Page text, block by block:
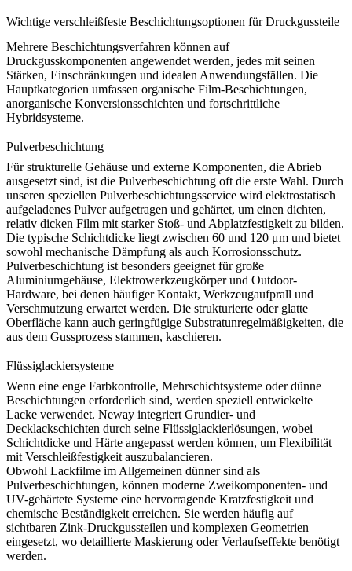
Wichtige verschleißfeste Beschichtungsoptionen für Druckgussteile
Mehrere Beschichtungsverfahren können auf
Druckgusskomponenten angewendet werden, jedes mit seinen
Stärken, Einschränkungen und idealen Anwendungsfällen. Die
Hauptkategorien umfassen organische Film-Beschichtungen,
anorganische Konversionsschichten und fortschrittliche
Hybridsysteme.
Pulverbeschichtung
Für strukturelle Gehäuse und externe Komponenten, die Abrieb
ausgesetzt sind, ist die Pulverbeschichtung oft die erste Wahl. Durch
unseren speziellen Pulverbeschichtungsservice wird elektrostatisch
aufgeladenes Pulver aufgetragen und gehärtet, um einen dichten,
relativ dicken Film mit starker Stoß- und Abplatzfestigkeit zu bilden.
Die typische Schichtdicke liegt zwischen 60 und 120 μm und bietet
sowohl mechanische Dämpfung als auch Korrosionsschutz.
Pulverbeschichtung ist besonders geeignet für große
Aluminiumgehäuse, Elektrowerkzeugkörper und Outdoor-
Hardware, bei denen häufiger Kontakt, Werkzeugaufprall und
Verschmutzung erwartet werden. Die strukturierte oder glatte
Oberfläche kann auch geringfügige Substratunregelmäßigkeiten, die
aus dem Gussprozess stammen, kaschieren.
Flüssiglackiersysteme
Wenn eine enge Farbkontrolle, Mehrschichtsysteme oder dünne
Beschichtungen erforderlich sind, werden speziell entwickelte
Lacke verwendet. Neway integriert Grundier- und
Decklackschichten durch seine Flüssiglackierlösungen, wobei
Schichtdicke und Härte angepasst werden können, um Flexibilität
mit Verschleißfestigkeit auszubalancieren.
Obwohl Lackfilme im Allgemeinen dünner sind als
Pulverbeschichtungen, können moderne Zweikomponenten- und
UV-gehärtete Systeme eine hervorragende Kratzfestigkeit und
chemische Beständigkeit erreichen. Sie werden häufig auf
sichtbaren Zink-Druckgussteilen und komplexen Geometrien
eingesetzt, wo detaillierte Maskierung oder Verlaufseffekte benötigt
werden.